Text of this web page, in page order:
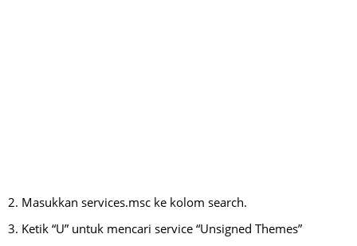
2. Masukkan services.msc ke kolom search.
3. Ketik “U” untuk mencari service “Unsigned Themes”